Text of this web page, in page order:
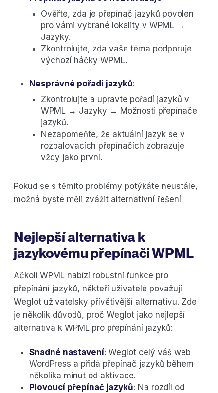
Ověřte, zda je přepínač jazyků povolen
pro vámi vybrané lokality v WPML →
Jazyky.
Zkontrolujte, zda vaše téma podporuje
výchozí háčky WPML.
Nesprávné pořadí jazyků:
Zkontrolujte a upravte pořadí jazyků v
WPML → Jazyky → Možnosti přepínače
jazyků.
Nezapomeňte, že aktuální jazyk se v
rozbalovacích přepínačích zobrazuje
vždy jako první.
Pokud se s těmito problémy potýkáte neustále,
možná byste měli zvážit alternativní řešení.
Nejlepší alternativa k
jazykovému přepínači WPML
Ačkoli WPML nabízí robustní funkce pro
přepínání jazyků, někteří uživatelé považují
Weglot uživatelsky přívětivější alternativu. Zde
je několik důvodů, proč Weglot jako nejlepší
alternativa k WPML pro přepínání jazyků:
Snadné nastavení: Weglot celý váš web
WordPress a přidá přepínač jazyků během
několika minut od aktivace.
Plovoucí přepínač jazyků: Na rozdíl od